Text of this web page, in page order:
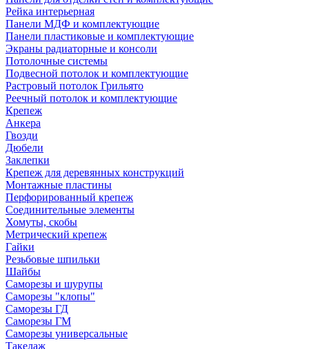
Рейка интерьерная
Панели МДФ и комплектующие
Панели пластиковые и комплектующие
Экраны радиаторные и консоли
Потолочные системы
Подвесной потолок и комплектующие
Растровый потолок Грильято
Реечный потолок и комплектующие
Крепеж
Анкера
Гвозди
Дюбели
Заклепки
Крепеж для деревянных конструкций
Монтажные пластины
Перфорированный крепеж
Соединительные элементы
Хомуты, скобы
Метрический крепеж
Гайки
Резьбовые шпильки
Шайбы
Саморезы и шурупы
Саморезы "клопы"
Саморезы ГД
Саморезы ГМ
Саморезы универсальные
Такелаж